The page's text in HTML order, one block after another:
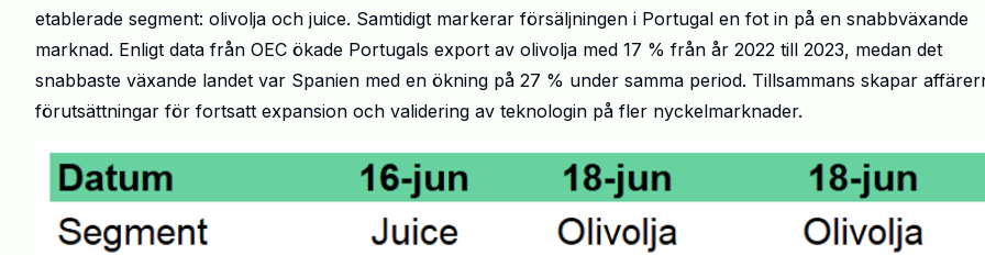
etablerade segment: olivolja och juice. Samtidigt markerar försäljningen i Portugal en fot in på en snabbväxande
marknad. Enligt data från OEC ökade Portugals export av olivolja med 17 % från år 2022 till 2023, medan det
snabbaste växande landet var Spanien med en ökning på 27 % under samma period. Tillsammans skapar
förutsättningar för fortsatt expansion och validering av teknologin på fler nyckelmarknader.